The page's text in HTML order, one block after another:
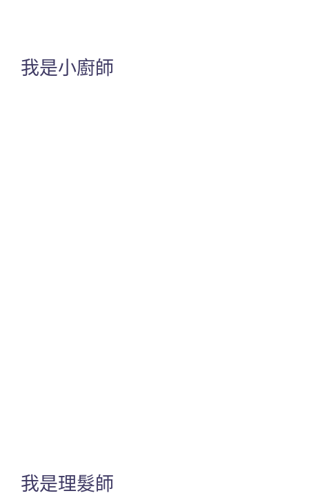
我是小廚師
我是理髮師